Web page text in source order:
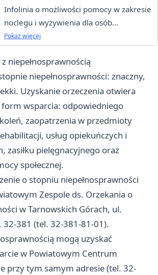
Infolinia o możliwości pomocy w zakresie
noclegu i wyżywienia dla osób
bezdomnych
Pokaż więcej
niepełnosprawnością
niepełnosprawności: znaczny,
Uzyskanie orzeczenia otwiera
wsparcia: odpowiedniego
zaopatrzenia w przedmioty
usług opiekuńczych i
zasiłku pielęgnacyjnego oraz
społecznej.
o stopniu niepełnosprawności
Zespole ds. Orzekania o
w Tarnowskich Górach, ul.
32-381 (tel. 32-381-81-01).
mogą uzyskać
w Powiatowym Centrum
przy tym samym adresie (tel. 32-